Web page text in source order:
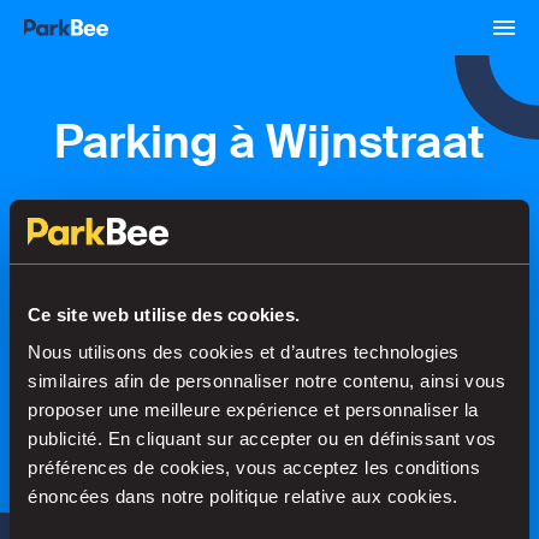
Ce site web utilise des cookies.
Nous utilisons des cookies et d’autres technologies
similaires afin de personnaliser notre contenu, ainsi vous
proposer une meilleure expérience et personnaliser la
publicité. En cliquant sur accepter ou en définissant vos
préférences de cookies, vous acceptez les conditions
énoncées dans notre politique relative aux cookies.
Parking à Wijnstraat
Réservations
Trouvez votre place en un rien de
temps
Recherche
ou